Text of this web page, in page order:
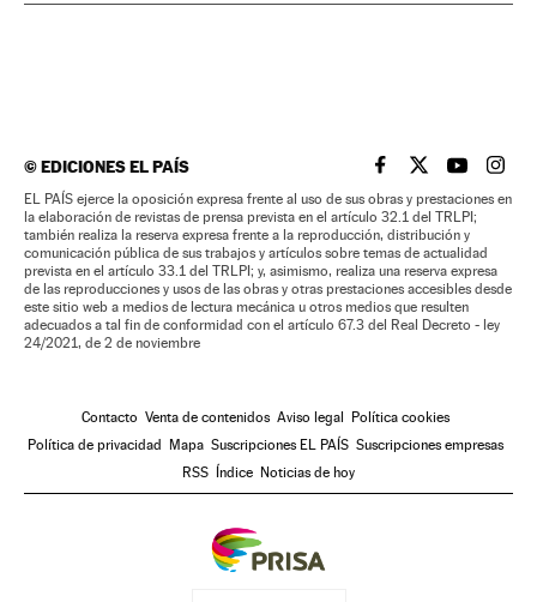
©EDICIONES EL PAÍS EL PAÍS BRASIL EN
EL PAÍSEL PAÍS
EL
EL PAÍS ejerce la oposición expresa frente al uso de sus obras y prestaciones en
la elaboración de revistas de prensa prevista en el artículo 32.1 del TRLPI;
también realiza la reserva expresa frente a la reproducción, distribución y
comunicación pública de sus trabajos y artículos sobre temas de actualidad
prevista en el artículo 33.1 del TRLPI; y, asimismo, realiza una reserva expresa
de las reproducciones y usos de las obras y otras prestaciones accesibles desde
este sitio web a medios de lectura mecánica u otros medios que resulten
adecuados a tal fin de conformidad con el artículo 67.3 del Real Decreto - ley
24/2021, de 2 de noviembre
Contacto Venta de contenidos Aviso legal
Política cookies
Política de privacidad
Mapa Suscripciones EL PAÍS Suscripciones empresas
RSS
Índice Noticias de hoy